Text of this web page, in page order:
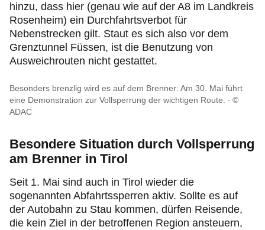
hinzu, dass hier (genau wie auf der A8 im Landkreis
Rosenheim) ein Durchfahrtsverbot für
Nebenstrecken gilt. Staut es sich also vor dem
Grenztunnel Füssen, ist die Benutzung von
Ausweichrouten nicht gestattet.
Besonders brenzlig wird es auf dem Brenner: Am 30. Mai führt
eine Demonstration zur Vollsperrung der wichtigen Route.
©
ADAC
Besondere Situation durch Vollsperrung
am Brenner in Tirol
Seit 1. Mai sind auch in Tirol wieder die
sogenannten Abfahrtssperren aktiv. Sollte es auf
der Autobahn zu Stau kommen, dürfen Reisende,
die kein Ziel in der betroffenen Region ansteuern,